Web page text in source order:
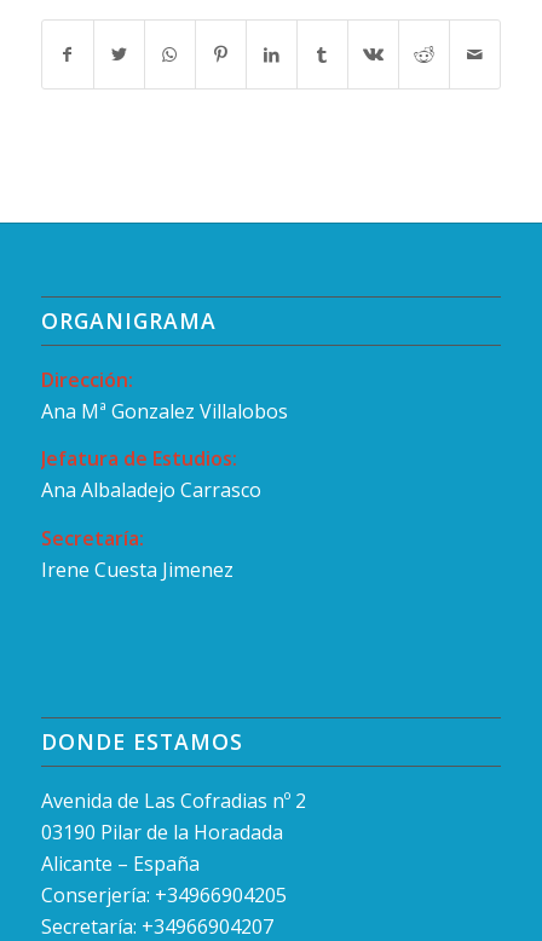
ORGANIGRAMA
Dirección:
Ana Mª Gonzalez Villalobos
Jefatura de Estudios:
Ana Albaladejo Carrasco
Secretaría:
Irene Cuesta Jimenez
DONDE ESTAMOS
Avenida de Las Cofradias nº 2
03190 Pilar de la Horadada
Alicante – España
Conserjería: +34966904205
Secretaría: +34966904207